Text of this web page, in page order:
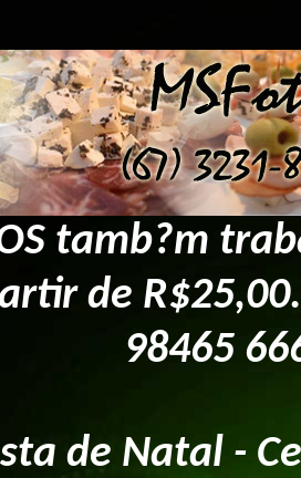
tamb?m
de
98465
de Natal -